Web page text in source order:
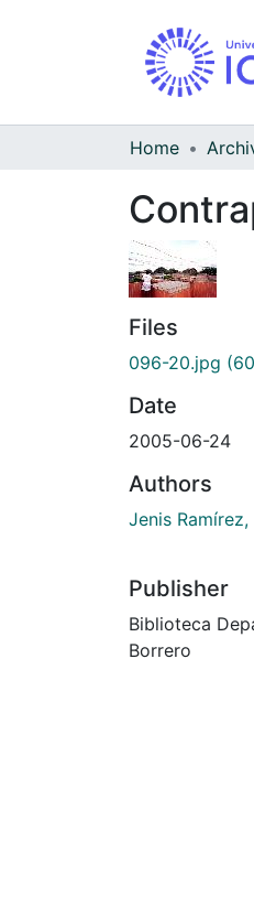
Home
Files
096-20.jpg
Date
2005-06-24
Authors
Jenis
Publisher
Biblioteca
Borrero